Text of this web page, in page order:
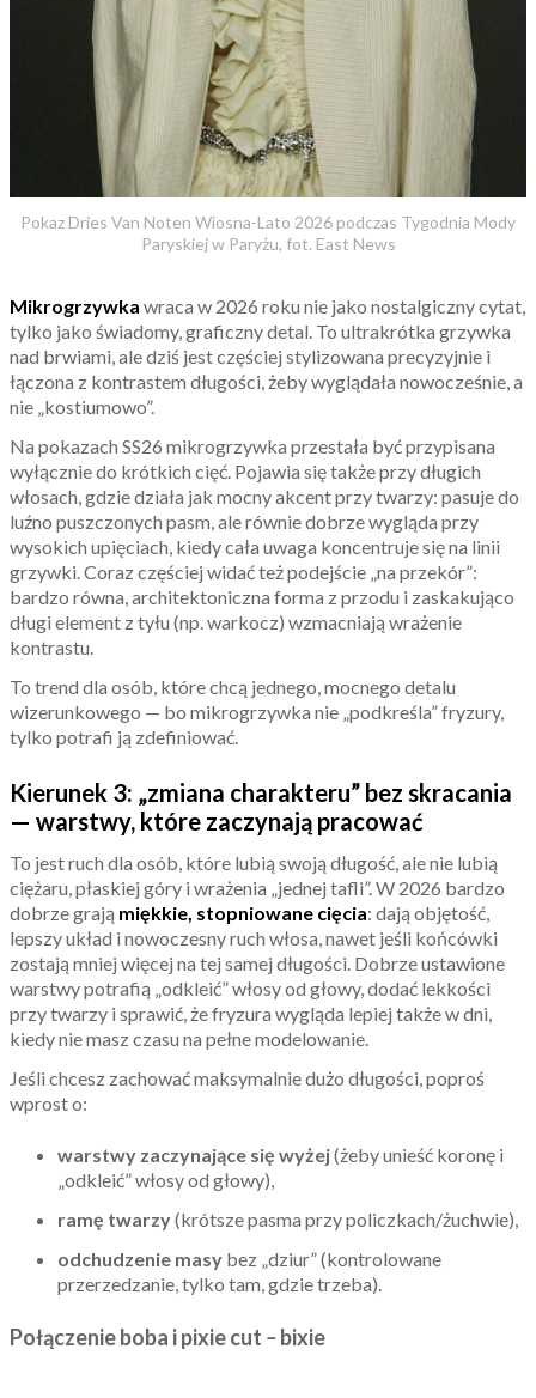
Pokaz Dries Van Noten Wiosna-Lato 2026 podczas Tygodnia Mody
Paryskiej w Paryżu, fot. East News
Mikrogrzywka wraca w 2026 roku nie jako nostalgiczny cytat,
tylko jako świadomy, graficzny detal. To ultrakrótka grzywka
nad brwiami, ale dziś jest częściej stylizowana precyzyjnie i
łączona z kontrastem długości, żeby wyglądała nowocześnie, a
nie „kostiumowo”.
Na pokazach SS26 mikrogrzywka przestała być przypisana
wyłącznie do krótkich cięć. Pojawia się także przy długich
włosach, gdzie działa jak mocny akcent przy twarzy: pasuje do
luźno puszczonych pasm, ale równie dobrze wygląda przy
wysokich upięciach, kiedy cała uwaga koncentruje się na linii
grzywki. Coraz częściej widać też podejście „na przekór”:
bardzo równa, architektoniczna forma z przodu i zaskakująco
długi element z tyłu (np. warkocz) wzmacniają wrażenie
kontrastu.
To trend dla osób, które chcą jednego, mocnego detalu
wizerunkowego — bo mikrogrzywka nie „podkreśla” fryzury,
tylko potrafi ją zdefiniować.
Kierunek 3: „zmiana charakteru” bez skracania
— warstwy, które zaczynają pracować
To jest ruch dla osób, które lubią swoją długość, ale nie lubią
ciężaru, płaskiej góry i wrażenia „jednej tafli”. W 2026 bardzo
dobrze grają miękkie, stopniowane cięcia: dają objętość,
lepszy układ i nowoczesny ruch włosa, nawet jeśli końcówki
zostają mniej więcej na tej samej długości. Dobrze ustawione
warstwy potrafią „odkleić” włosy od głowy, dodać lekkości
przy twarzy i sprawić, że fryzura wygląda lepiej także w dni,
kiedy nie masz czasu na pełne modelowanie.
Jeśli chcesz zachować maksymalnie dużo długości, poproś
wprost o:
warstwy zaczynające się wyżej(żeby unieść koronę i
„odkleić” włosy od głowy),
ramę twarzy(krótsze pasma przy policzkach/żuchwie),
odchudzenie masy bez „dziur” (kontrolowane
przerzedzanie, tylko tam, gdzie trzeba).
Połączenie boba i pixie cut –bixie